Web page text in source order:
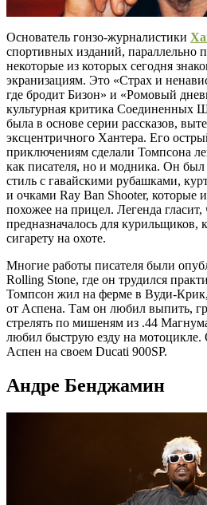
Основатель гонзо-журналистики
спортивных изданий, параллельно
некоторые из которых сегодня
экранизациям. Это «Страх и
где бродит Бизон» и «Ромовый
культурная критика Соединенных
была в основе серии рассказов,
эксцентричного Хантера. Его
приключениям сделали Томпсона
как писателя, но и модника. Он был
стиль с гавайскими рубашками,
и очками Ray Ban Shooter, которые
похожее на прицел. Легенда
предназначалось для курильщиков,
сигарету на охоте.
Многие работы писателя были
Rolling Stone, где он трудился
Томпсон жил на ферме в Вуди-
от Аспена. Там он любил выпить,
стрелять по мишеням из .44
любил быструю езду на мотоцикле.
Аспен на своем Ducati 900SP.
Андре Бенджамин